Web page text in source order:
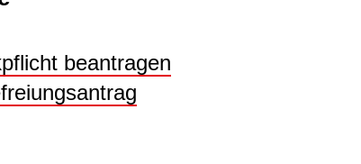
beantragen